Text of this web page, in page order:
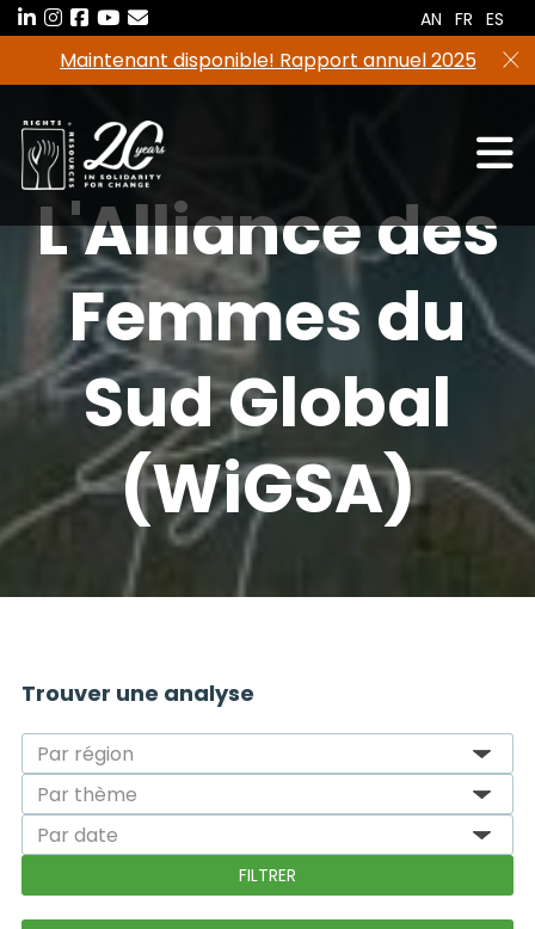
Aller
au
contenuMaintenant disponible! Rapport annuel 2025
AN FR ES
L'Alliance des
Femmes du
Sud Global
(WiGSA)
Trouver une analyse